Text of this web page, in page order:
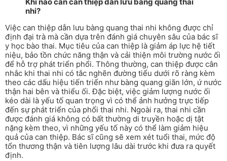
nhi?
Việc can thiệp dẫn lưu bàng quang thai nhi không được chỉ
định đại trà mà cần dựa trên đánh giá chuyên sâu của bác sĩ
y học bào thai. Mục tiêu của can thiệp là giảm áp lực hệ tiết
niệu, bảo tồn chức năng thận và cải thiện môi trường nước ối
để hỗ trợ phát triển phổi. Thông thường, can thiệp được cân
nhắc khi thai nhi có tắc nghẽn đường tiểu dưới rõ ràng kèm
theo các dấu hiệu tiến triển như bàng quang giãn lớn, ứ nước
thận hai bên và thiểu ối. Đặc biệt, việc giảm lượng nước ối
kéo dài là yếu tố quan trọng vì có thể ảnh hưởng trực tiếp
đến sự phát triển của phổi thai nhi. Ngoài ra, thai nhi cần
được đánh giá không có bất thường di truyền hoặc dị tật
nặng kèm theo, vì những yếu tố này có thể làm giảm hiệu
quả của can thiệp. Bác sĩ cũng sẽ xem xét tuổi thai, mức độ
tổn thương thận và tiên lượng lâu dài trước khi đưa ra quyết
định.